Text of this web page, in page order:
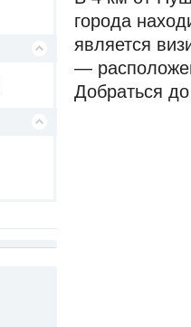
города
является
—
Добраться